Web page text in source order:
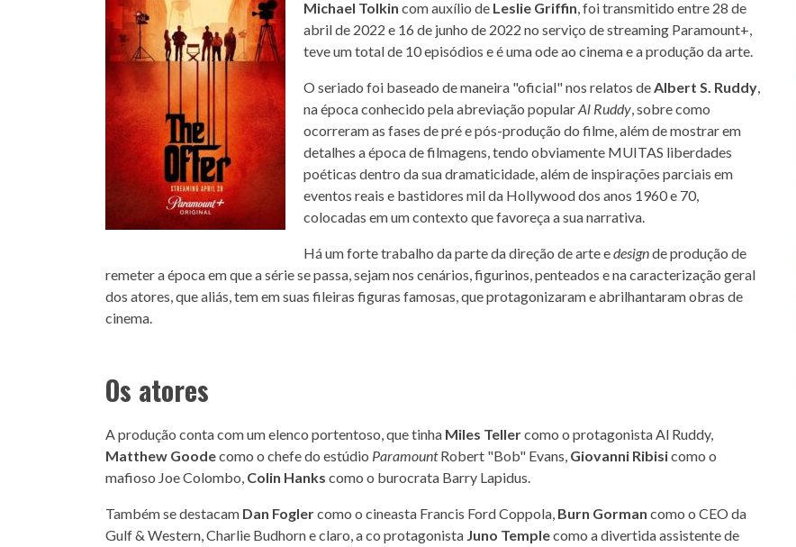
Michael Tolkin com auxílio de Leslie Griffin, foi transmitido entre 28 de
abril de 2022 e 16 de junho de 2022 no serviço de streaming Paramount+,
teve um total de 10 episódios e é uma ode ao cinema e a produção da arte.
O seriado foi baseado de maneira "oficial" nos relatos deAlbert S. Ruddy,
na época conhecido pela abreviação popularAl Ruddy, sobre como
ocorreram as fases de pré e pós-produção do filme, além de mostrar em
detalhes a época de filmagens, tendo obviamente MUITAS liberdades
poéticas dentro da sua dramaticidade, além de inspirações parciais em
eventos reais e bastidores mil da Hollywood dos anos 1960 e 70,
colocadas em um contexto que favoreça a sua narrativa.
Há um forte trabalho da parte da direção de arte edesignde produção de
remeter a época em que a série se passa, sejam nos cenários, figurinos, penteados e na caracterização geral
dos atores, que aliás, tem em suas fileiras figuras famosas, que protagonizaram e abrilhantaram obras de
cinema.
Os atores
A produção conta com um elenco portentoso, que tinha Miles Tellercomo o protagonista Al Ruddy,
Matthew Goodecomo o chefe do estúdio ParamountRobert "Bob" Evans, Giovanni Ribisicomo o
mafioso Joe Colombo, Colin Hanks como o burocrata Barry Lapidus.
Também se destacam Dan Foglercomo o cineasta Francis Ford Coppola, Burn Gorman como o CEO da
Gulf & Western, Charlie Budhorn e claro, a co protagonista Juno Templecomo a divertida assistente de